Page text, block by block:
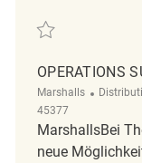
Retten General
OPERATIONS
Marshalls
45377
MarshallsBei
neue